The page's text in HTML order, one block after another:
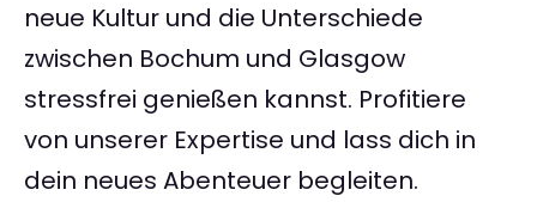
neue Kultur und die Unterschiede
zwischen Bochum und Glasgow
stressfrei genießen kannst. Profitiere
von unserer Expertise und lass dich in
dein neues Abenteuer begleiten.